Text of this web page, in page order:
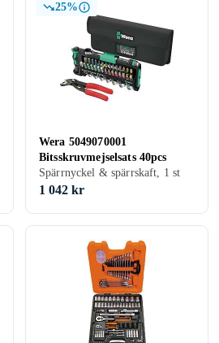
25%
Wera 5049070001
Bitsskruvmejselsats 40pcs
Spärrnyckel & spärrskaft, 1 st
1 042 kr